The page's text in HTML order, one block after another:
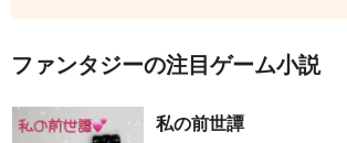
ファンタジーの注目ゲーム小説
私の前世譚